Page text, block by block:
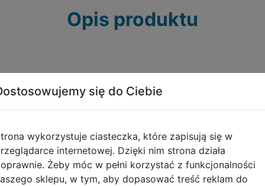
Opis produktu
materiałów. Jest lekki, posiada miękkie, szerokie,
Usztywniane dno oraz plecy stanowią doskonałe
elementy odblaskowe, które stanowią również
oraz dwie kieszenie boczne wykonane z siatki.
Boczna elastyczna kieszonka stanowi idealne
się do Ciebie
wykorzystuje ciasteczka, które zapisują się w
internetowej. Dzięki nim strona działa
Żeby móc w pełni korzystać z funkcjonalności
sklepu, w tym, aby dopasować treść reklam do